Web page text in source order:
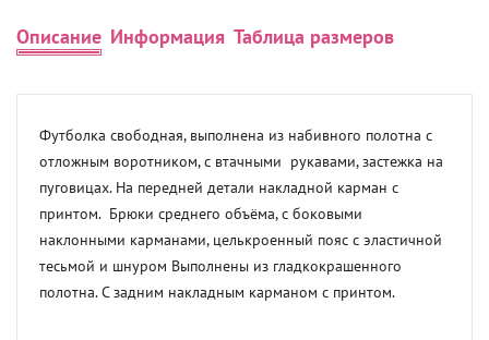
Описание Информация Таблица размеров
Футболка свободная, выполнена из набивного полотна с
отложным воротником, с втачными  рукавами, застежка на
пуговицах. На передней детали накладной карман с
принтом.  Брюки среднего объёма, с боковыми
наклонными карманами, целькроенный пояс с эластичной
тесьмой и шнуром Выполнены из гладкокрашенного
полотна. С задним накладным карманом с принтом.